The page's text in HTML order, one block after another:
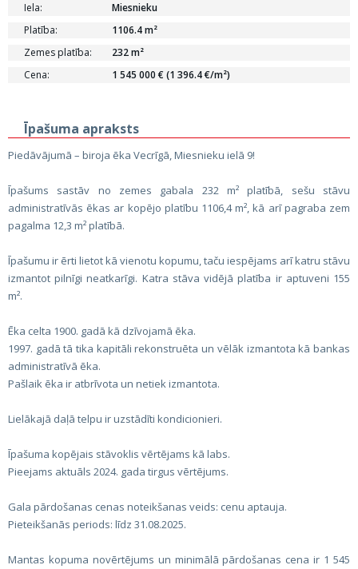
Iela:
Miesnieku
Platība:
1106.4 m²
Zemes platība:
232 m²
Cena:
1 545 000 € (1 396.4 €/m²)
Īpašuma apraksts
Piedāvājumā – biroja ēka Vecrīgā, Miesnieku ielā 9!
Īpašums sastāv no zemes gabala 232 m² platībā, sešu stāvu
administratīvās ēkas ar kopējo platību 1106,4 m², kā arī pagraba zem
pagalma 12,3 m² platībā.
Īpašumu ir ērti lietot kā vienotu kopumu, taču iespējams arī katru stāvu
izmantot pilnīgi neatkarīgi. Katra stāva vidējā platība ir aptuveni 155
m².
Ēka celta 1900. gadā kā dzīvojamā ēka.
1997. gadā tā tika kapitāli rekonstruēta un vēlāk izmantota kā bankas
administratīvā ēka.
Pašlaik ēka ir atbrīvota un netiek izmantota.
Lielākajā daļā telpu ir uzstādīti kondicionieri.
Īpašuma kopējais stāvoklis vērtējams kā labs.
Pieejams aktuāls 2024. gada tirgus vērtējums.
Gala pārdošanas cenas noteikšanas veids: cenu aptauja.
Pieteikšanās periods: līdz 31.08.2025.
Mantas kopuma novērtējums un minimālā pārdošanas cena ir 1 545